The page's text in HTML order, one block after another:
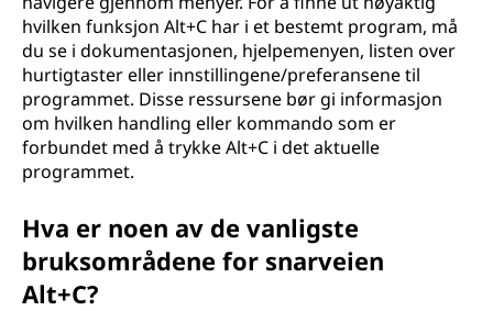
hvilken funksjon Alt+C har i et bestemt program, må
du se i dokumentasjonen, hjelpemenyen, listen over
hurtigtaster eller innstillingene/preferansene til
programmet. Disse ressursene bør gi informasjon
om hvilken handling eller kommando som er
forbundet med å trykke Alt+C i det aktuelle
programmet.
Hva er noen av de vanligste
bruksområdene for snarveien
Alt+C?